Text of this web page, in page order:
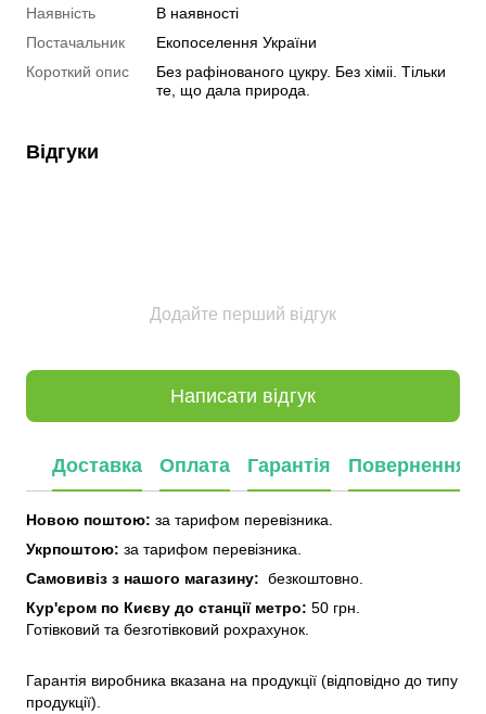
Наявність
В наявності
Постачальник
Екопоселення України
Короткий опис
Без рафінованого цукру. Без хіміі. Тільки
те, що дала природа.
Відгуки
Додайте перший відгук
Написати відгук
Доставка Оплата Гарантія Повернення
Новою поштою: за тарифом перевізника.
Укрпоштою: за тарифом перевізника.
Самовивіз з нашого магазину: безкоштовно.
Кур'єром по Києву до станції метро: 50 грн.
Готівковий та безготівковий рохрахунок.
Гарантія виробника вказана на продукції (відповідно до типу
продукції).